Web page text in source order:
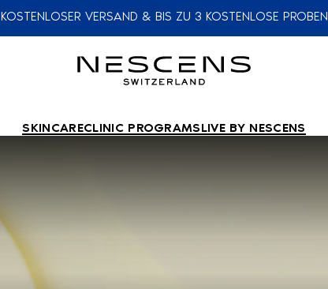
KOSTENLOSER VERSAND & BIS ZU 3 KOSTENLOSE PROBEN
SKINCARECLINIC PROGRAMSLIVE BY NESCENS